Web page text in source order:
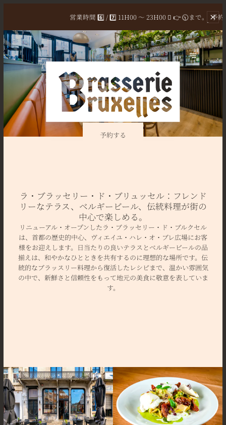
営業時間 6️⃣ / 7️⃣ 11H00 ～ 23H00 ⃣ 👉 🕥まで。 予
予約する
ラ・ブラッセリー・ド・ブリュッセル：フレンド
リーなテラス、ベルギービール、伝統料理が街の
中心で楽しめる。
リニューアル・オープンしたラ・ブラッセリー・ド・ブルクセル
は、首都の歴史的中心、ヴィエイユ・ハレ・オ・ブレ広場にお客
様をお迎えします。日当たりの良いテラスとベルギービールの品
揃えは、和やかなひとときを共有するのに理想的な場所です。伝
統的なブラッスリー料理から復活したレシピまで、温かい雰囲気
の中で、新鮮さと信頼性をもって地元の美食に敬意を表していま
す。